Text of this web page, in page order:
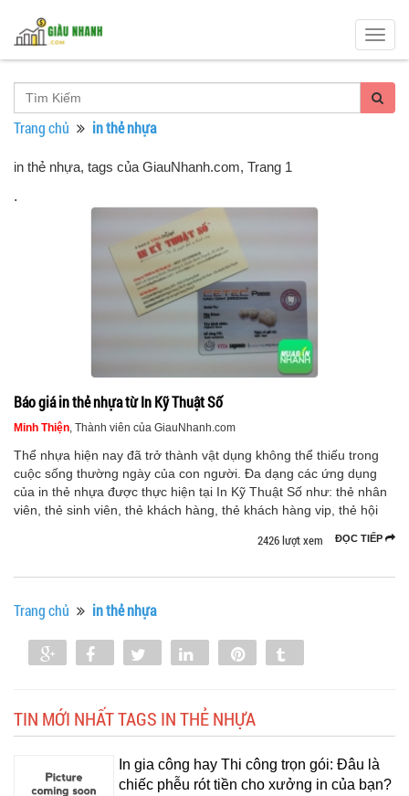
Trang chủ in thẻ nhựa
in thẻ nhựa, tags của GiauNhanh.com, Trang 1
.
Báo giá in thẻ nhựa từ In Kỹ Thuật Số
Minh Thiện, Thành viên của GiauNhanh.com
Thể nhựa hiện nay đã trở thành vật dụng không thể thiếu trong
cuộc sống thường ngày của con người. Đa dạng các ứng dụng
của in thẻ nhựa được thực hiện tại In Kỹ Thuật Số như: thẻ nhân
viên, thẻ sinh viên, thẻ khách hàng, thẻ khách hàng vip, thẻ hội
ĐỌC TIẾP
2426 lượt xem
Trang chủ in thẻ nhựa
Share Share Tweet Share
TIN MỚI NHẤT TAGS IN THẺ NHỰA
In gia công hay Thi công trọn gói: Đâu là
chiếc phễu rót tiền cho xưởng in của bạn?